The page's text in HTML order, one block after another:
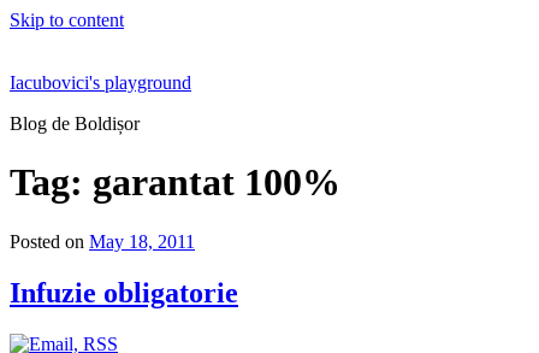
Skip to content
Iacubovici's playground
Blog de Boldișor
Tag: garantat 100%
Posted on May 18, 2011
Infuzie obligatorie